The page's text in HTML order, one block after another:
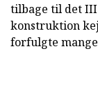
tilbage til det
konstruktion
forfulgte